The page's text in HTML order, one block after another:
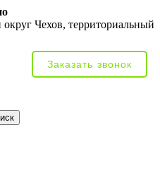
округ Чехов, территориальный
Заказать звонок